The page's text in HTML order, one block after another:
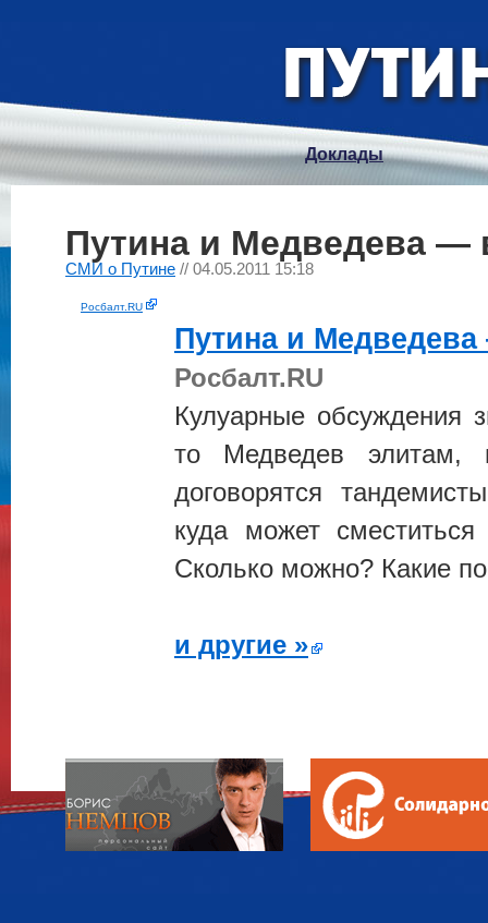
Доклады
Путина и Медведева —
СМИ о Путине // 04.05.2011 15:18
Росбалт.RU
Путинаи Медведева
Росбалт.RU
Кулуарные обсуждения
то Медведев элитам,
договорятся
куда может
Сколько можно? Какие
и другие »